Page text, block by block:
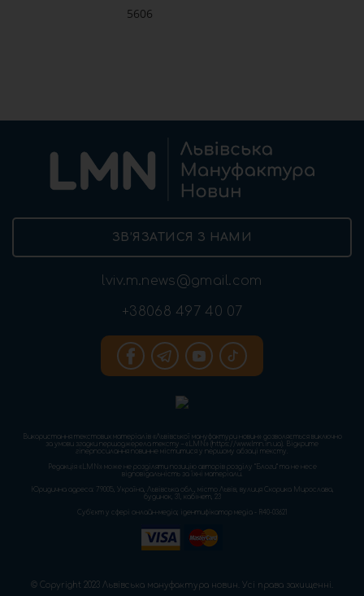
5606
ЗВ’ЯЗАТИСЯ З НАМИ
lviv.m.news@gmail.com
+38068 497 40 07
Використання текстових матеріалів «Львівської мануфактури новин» дозволяється виключно
за умови згадки першоджерела тексту – «LMN» (https://www.lmn.in.ua). Відкрите
гіперпосилання повинне міститися у першому абзаці тексту.
Редакція «LMN» може не розділяти позицію авторів розділу “Блоги” та не несе
відповідальність за їхні матеріали.
Юридична адреса: 79005, Україна, Львівська обл., місто Львів, вулиця Скорика Мирослава,
будинок, 31, кабінет, 23
Cуб'єкт у сфері онлайн-медіа; ідентифікатор медіа - R40-03621
© Copyright 2023 Львівська мануфактура новин. Усі права захищенні.